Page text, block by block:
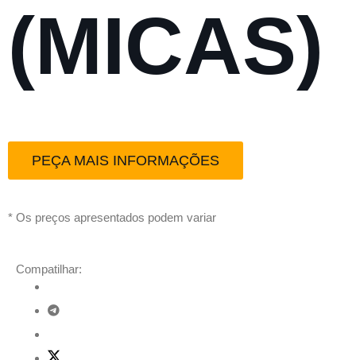
(MICAS)
PEÇA MAIS INFORMAÇÕES
* Os preços apresentados podem variar
Compatilhar: